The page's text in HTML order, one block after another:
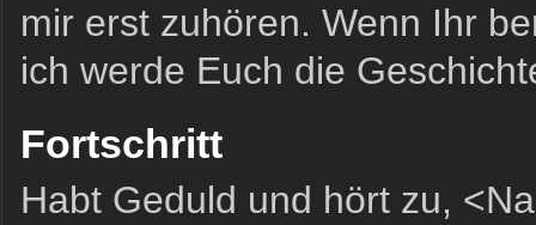
mir erst zuhören. Wenn Ihr
ich werde Euch die
Fortschritt
Habt Geduld und hört zu,